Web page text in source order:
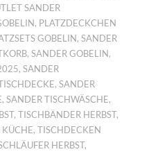
SANDER
, PLATZDECKCHEN
GOBELIN,SANDER
,SANDER GOBELIN ,
,SANDER
,SANDER
,SANDER TISCHWÄSCHE,
,TISCHBÄNDER HERBST,
,TISCHDECKEN
HERBST,